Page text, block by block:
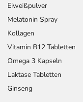
Eiweißpulver
Melatonin Spray
Kollagen
Vitamin B12 Tabletten
Omega 3 Kapseln
Laktase Tabletten
Ginseng